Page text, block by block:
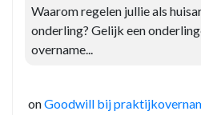
Waarom regelen jullie als
onderling? Gelijk een
overname...
onGoodwill bij